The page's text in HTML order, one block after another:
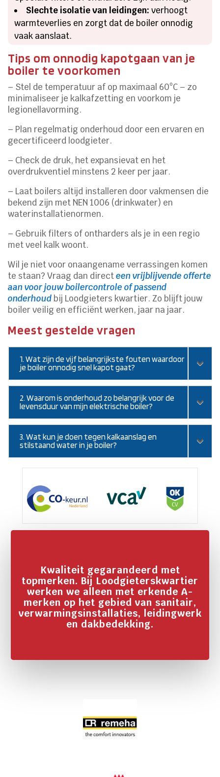
Slechte isolatie van leidingen: verhoogt
warmteverlies en zorgt dat de boiler onnodig
vaak aanslaat.
Tips om onnodig kapotgaan van je
boiler te voorkomen
– Stel de temperatuur af op maximaal 60°C – zo
minimaliseer je kalkafzetting en voorkom je
legionellavorming.
– Plan regelmatig onderhoud door een ervaren en
gecertificeerd loodgieter.
– Check de druk, het expansievat en het
overdrukventiel minstens 2 keer per jaar.
– Laat boilers altijd installeren door vakmensen die
bekend zijn met NEN 1006 (drinkwater) en
waterinstallatienormen.
– Gebruik filters of ontharders als je in een regio
met veel kalk woont.
Wil je niet voor onaangename verrassingen komen
te staan? Vraag dan directeen vrijblijvende offerte
aan voor jouw boilercontrole of passend
onderhoudbij Loodgieters kwartier. Zo blijft jouw
boiler veilig en efficiënt werken, jaar na jaar.
Meest gestelde vragen
1. Wat zijn de vijf belangrijkste fouten waardoor
je boiler onnodig snel kapot gaat?
2. Waarom is onderhoud zo belangrijk voor de
levensduur van mijn elektrische boiler?
3. Wat kun je doen tegen kalkaanslag en
stilstaand water in je boiler?
Kwaliteit gegarandeerd met
topmerken. Bij Loodgieterskwartier
werken we alleen met erkende A-
merken op het gebied van sanitair,
verwarmingsinstallaties, leidingwerk
en dakbedekking.